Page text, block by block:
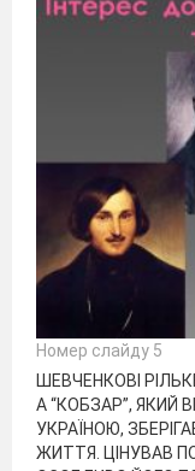
Номер слайду 5
ШЕВЧЕНКОВІ
А “КОБЗАР”, ЯКИЙ
УКРАЇНОЮ,
ЖИТТЯ. ЦІНУВАВ